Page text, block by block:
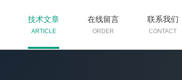
技术文章
ARTICLE
在线留言
ORDER
联系我们
CONTACT